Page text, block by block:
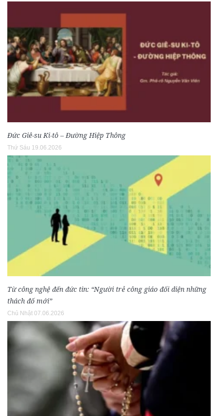
Đức Giê-su Ki-tô – Đường Hiệp Thông
Thứ Sáu 19.06.2026
Từ công nghệ đến đức tin: “Người trẻ công giáo đối diện những
thách đố mới”
Chủ Nhật 07.06.2026